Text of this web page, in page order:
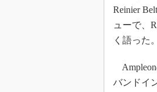
Reinier
ューで、
く語った。
バンドイ